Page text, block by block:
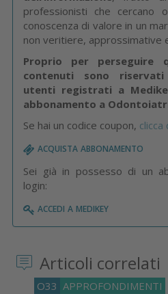
professionisti che cercano
conoscenza di valore in un
non veritiere, approssimative
Proprio per perseguire
contenuti sono riservati
utenti registrati a
abbonamento a
Se hai un codice coupon, clicca
acquista abbonamento
Sei già in possesso di un
login:
accedi a medikey
Articoli correlati
O33 APPROFONDIMENTI